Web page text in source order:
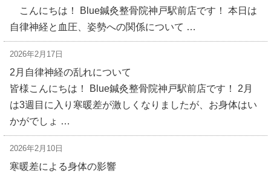
こんにちは！ Blue鍼灸整骨院神戸駅前店です！ 本日は
自律神経と血圧、姿勢への関係について …
2026年2月17日
2月自律神経の乱れについて
皆様こんにちは！ Blue鍼灸整骨院神戸駅前店です！ 2月
は3週目に入り寒暖差が激しくなりましたが、お身体はい
かがでしょ …
2026年2月10日
寒暖差による身体の影響